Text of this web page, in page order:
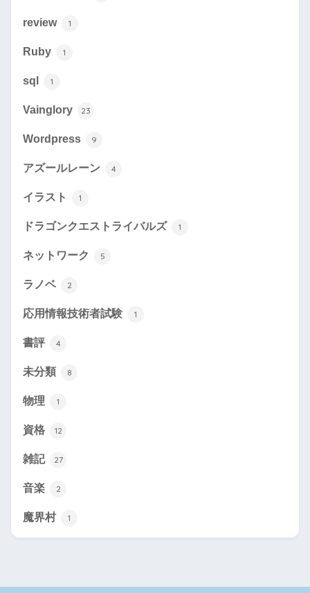
review 1
Ruby 1
sql 1
Vainglory 23
Wordpress 9
アズールレーン 4
イラスト 1
ドラゴンクエストライバルズ 1
ネットワーク 5
ラノベ 2
応用情報技術者試験 1
書評 4
未分類 8
物理 1
資格 12
雑記 27
音楽 2
魔界村 1